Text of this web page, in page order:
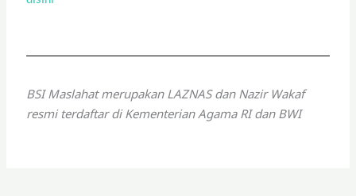
BSI Maslahat merupakan LAZNAS dan Nazir Wakaf
resmi terdaftar di Kementerian Agama RI dan BWI